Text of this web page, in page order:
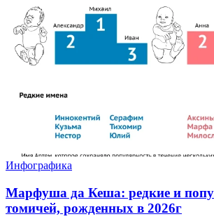
Инфографика
Марфуша да Кеша: редкие и
томичей, рожденных в 2026г